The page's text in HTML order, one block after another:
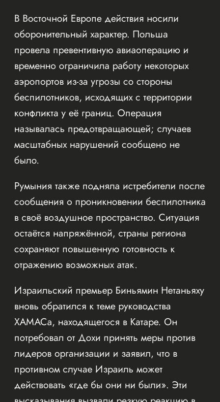
В Восточной Европе действия носили
оборонительный характер. Польша
провела превентивную авиаоперацию и
временно ограничила работу некоторых
аэропортов из-за угрозы со стороны
беспилотников, исходящих с территории
конфликта у её границ. Операция
называлась предотвращающей; случаев
масштабных нарушений сообщено не
было.
Румыния также подняла истребители после
сообщения о проникновении беспилотника
в своё воздушное пространство. Ситуация
остаётся напряжённой, страны региона
сохраняют повышенную готовность к
отражению возможных атак.
Израильский премьер Биньямин Нетаньяху
вновь обратился к теме руководства
ХАМАСа, находящегося в Катаре. Он
потребовал от Дохи принять меры против
лидеров организации и заявил, что в
противном случае Израиль может
действовать «где бы они ни были». Эти